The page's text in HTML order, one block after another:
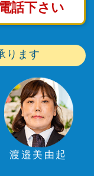
話下さい
ります
渡邉美由起